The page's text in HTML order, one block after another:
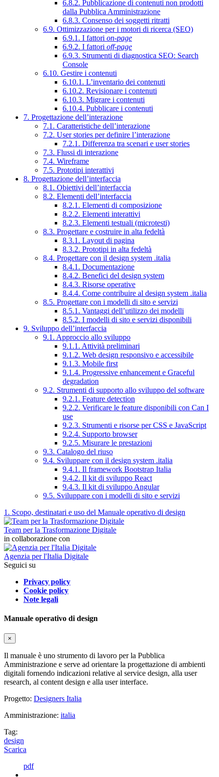
6.8.2. Pubblicazione di contenuti non prodotti
dalla Pubblica Amministrazione
6.8.3. Consenso dei soggetti ritratti
6.9. Ottimizzazione per i motori di ricerca (SEO)
6.9.1. I fattori on-page
6.9.2. I fattori off-page
6.9.3. Strumenti di diagnostica SEO: Search
Console
6.10. Gestire i contenuti
6.10.1. L’inventario dei contenuti
6.10.2. Revisionare i contenuti
6.10.3. Migrare i contenuti
6.10.4. Pubblicare i contenuti
7. Progettazione dell’interazione
7.1. Caratteristiche dell’interazione
7.2. User stories per definire l’interazione
7.2.1. Differenza tra scenari e user stories
7.3. Flussi di interazione
7.4. Wireframe
7.5. Prototipi interattivi
8. Progettazione dell’interfaccia
8.1. Obiettivi dell’interfaccia
8.2. Elementi dell’interfaccia
8.2.1. Elementi di composizione
8.2.2. Elementi interattivi
8.2.3. Elementi testuali (microtesti)
8.3. Progettare e costruire in alta fedeltà
8.3.1. Layout di pagina
8.3.2. Prototipi in alta fedeltà
8.4. Progettare con il design system .italia
8.4.1. Documentazione
8.4.2. Benefici del design system
8.4.3. Risorse operative
8.4.4. Come contribuire al design system .italia
8.5. Progettare con i modelli di sito e servizi
8.5.1. Vantaggi dell’utilizzo dei modelli
8.5.2. I modelli di sito e servizi disponibili
9. Sviluppo dell’interfaccia
9.1. Approccio allo sviluppo
9.1.1. Attività preliminari
9.1.2. Web design responsivo e accessibile
9.1.3. Mobile first
9.1.4. Progressive enhancement e Graceful
degradation
9.2. Strumenti di supporto allo sviluppo del software
9.2.1. Feature detection
9.2.2. Verificare le feature disponibili con Can I
use
9.2.3. Strumenti e risorse per CSS e JavaScript
9.2.4. Supporto browser
9.2.5. Misurare le prestazioni
9.3. Catalogo del riuso
9.4. Sviluppare con il design system .italia
9.4.1. Il framework Bootstrap Italia
9.4.2. Il kit di sviluppo React
9.4.3. Il kit di sviluppo Angular
9.5. Sviluppare con i modelli di sito e servizi
1. Scopo, destinatari e uso del Manuale operativo di design
Team per la Trasformazione Digitale
in collaborazione con
Agenzia per l'Italia Digitale
Seguici su
Privacy policy
Cookie policy
Note legali
Manuale operativo di design
×
Il manuale è uno strumento di lavoro per la Pubblica
Amministrazione e serve ad orientare la progettazione di ambienti
digitali fornendo indicazioni relative al service design, alla user
research, al content design e alla user interface.
Progetto: Designers Italia
Amministrazione: italia
Tag:
design
Scarica
pdf